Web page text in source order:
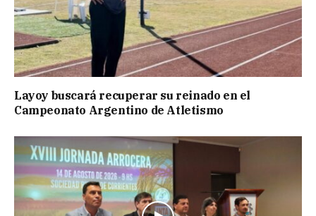
Layoy buscará recuperar su reinado en el
Campeonato Argentino de Atletismo